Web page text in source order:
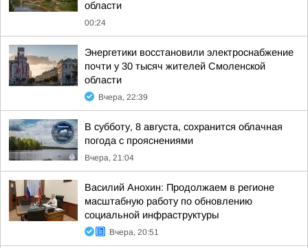
области
00:24
Энергетики восстановили электроснабжение
почти у 30 тысяч жителей Смоленской
области
Вчера, 22:39
В субботу, 8 августа, сохранится облачная
погода с прояснениями
Вчера, 21:04
Василий Анохин: Продолжаем в регионе
масштабную работу по обновлению
социальной инфраструктуры
Вчера, 20:51